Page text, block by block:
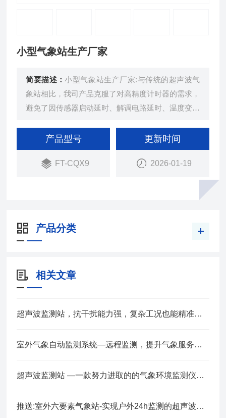
小型气象站生产厂家
简要描述：小型气象站生产厂家:与传统的超声波气
象站相比，我司产品克服了对高精度计时器的需求，
避免了因传感器启动延时、解调电路延时、温度变化
产品型号
FT-CQX9
更新时间
2026-01-19
产品分类
相关文章
超声波监测站，抗干扰能力强，复杂工况也能精准采集数据
室外气象自动监测系统—远程监测，提升气象服务准确性2024全+境+派+送
超声波监测站 —一款努力进取的的气象环境监测仪器 @2023已更新
推送:室外六要素气象站-实现户外24h监测的超声波监测站 （顺+丰+包+邮）